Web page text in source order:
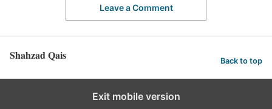
Leave a Comment
Shahzad Qais Back to top
Exit mobile version